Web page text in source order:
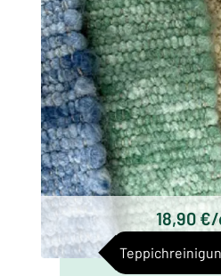
Handgeknüpfte
Tufted
18,90